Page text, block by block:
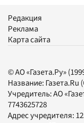
Редакция
Реклама
Карта сайта
© АО «Газета.Ру»
Название: Газета.Ru
Учредитель:АО
7743625728
Адрес учредителя: